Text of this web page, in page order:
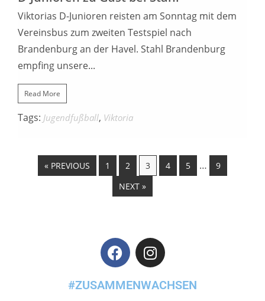
Viktorias D-Junioren reisten am Sonntag mit dem
Vereinsbus zum zweiten Testspiel nach
Brandenburg an der Havel. Stahl Brandenburg
empfing unsere...
Read More
Tags: Jugendfußball, Viktoria
« PREVIOUS 1 2 3 4 5 …
9
NEXT »
#ZUSAMMENWACHSEN